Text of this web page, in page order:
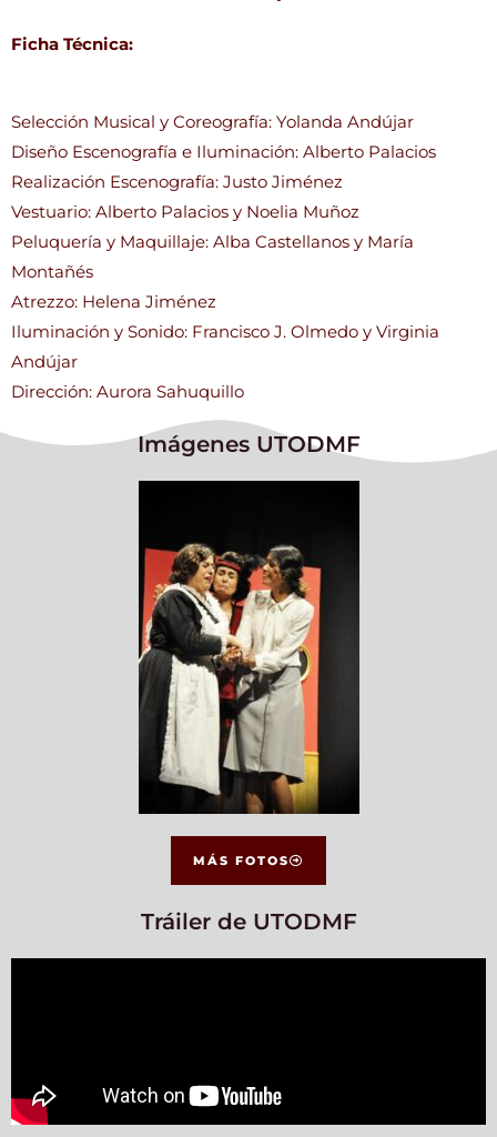
Ficha Técnica:
Selección Musical y Coreografía: Yolanda Andújar
Diseño Escenografía e Iluminación: Alberto Palacios
Realización Escenografía: Justo Jiménez
Vestuario: Alberto Palacios y Noelia Muñoz
Peluquería y Maquillaje: Alba Castellanos y María
Montañés
Atrezzo: Helena Jiménez
Iluminación y Sonido: Francisco J. Olmedo y Virginia
Andújar
Dirección: Aurora Sahuquillo
Imágenes UTODMF
MÁS FOTOS
Tráiler de UTODMF